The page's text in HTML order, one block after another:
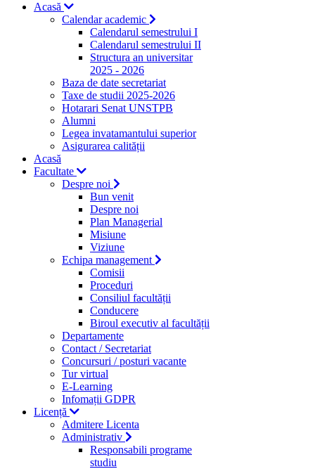
Acasă
Calendar academic
Calendarul semestrului I
Calendarul semestrului II
Structura an universitar
2025 - 2026
Baza de date secretariat
Taxe de studii 2025-2026
Hotarari Senat UNSTPB
Alumni
Legea invatamantului superior
Asigurarea calității
Acasă
Facultate
Despre noi
Bun venit
Despre noi
Plan Managerial
Misiune
Viziune
Echipa management
Comisii
Proceduri
Consiliul facultății
Conducere
Biroul executiv al facultății
Departamente
Contact / Secretariat
Concursuri / posturi vacante
Tur virtual
E-Learning
Infomații GDPR
Licență
Admitere Licenta
Administrativ
Responsabili programe
studiu